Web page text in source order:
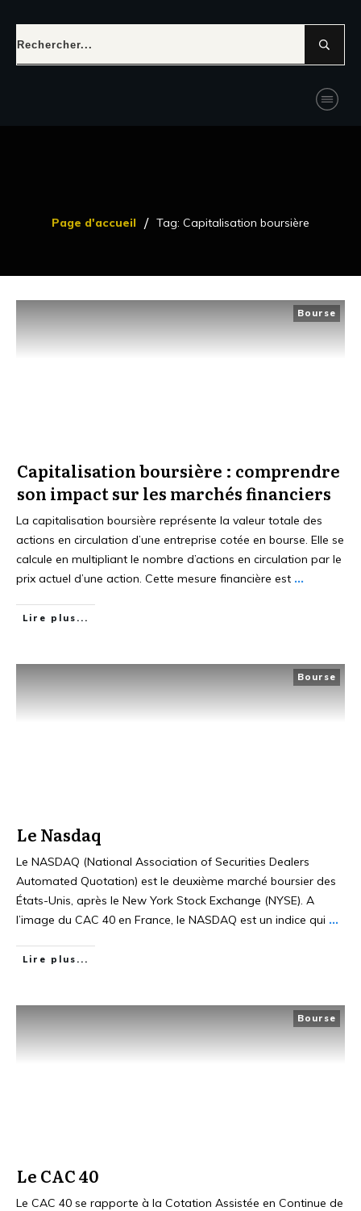
Page d'accueil / Tag: Capitalisation boursière
Bourse
Capitalisation boursière : comprendre
son impact sur les marchés financiers
La capitalisation boursière représente la valeur totale des
actions en circulation d’une entreprise cotée en bourse. Elle se
calcule en multipliant le nombre d’actions en circulation par le
prix actuel d’une action. Cette mesure financière est ...
Lire plus...
Bourse
Le Nasdaq
Le NASDAQ (National Association of Securities Dealers
Automated Quotation) est le deuxième marché boursier des
États-Unis, après le New York Stock Exchange (NYSE). A
l’image du CAC 40 en France, le NASDAQ est un indice qui ...
Lire plus...
Bourse
Le CAC 40
Le CAC 40 se rapporte à la Cotation Assistée en Continue de